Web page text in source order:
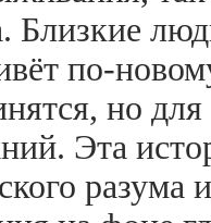
Близкие
по-
но
Эта
разума